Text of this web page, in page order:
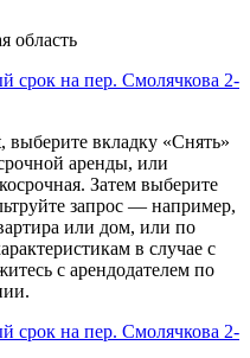
область
срок на пер. Смолячкова 2-
вкладку «Снять»
аренды, или
Затем выберите
запрос — например,
или дом, или по
в случае с
с арендодателем по
срок на пер. Смолячкова 2-